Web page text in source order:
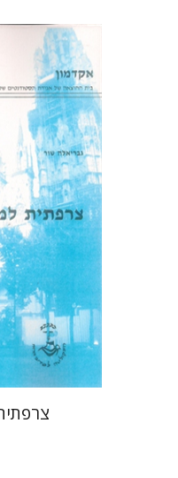
גבריאלה שור
הנחת